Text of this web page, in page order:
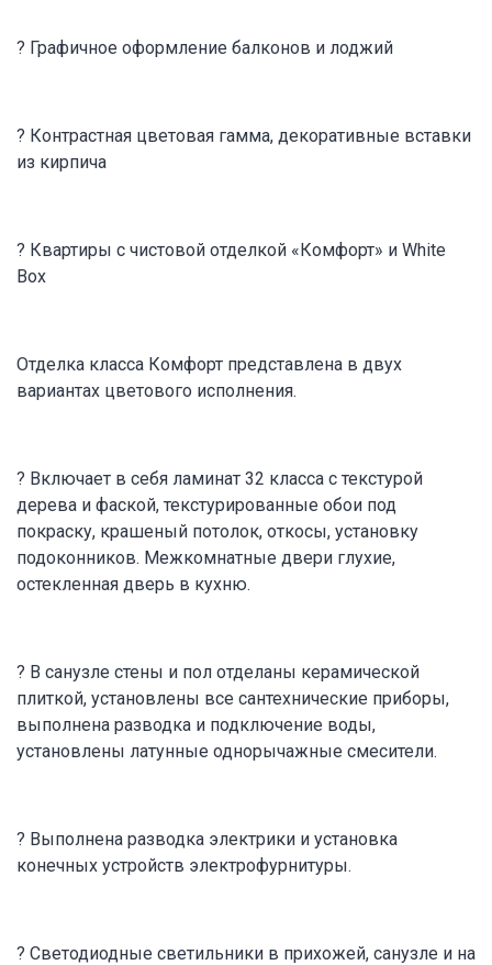
? Графичное оформление балконов и лоджий
? Контрастная цветовая гамма, декоративные вставки
из кирпича
? Квартиры с чистовой отделкой «Комфорт» и White
Box
Отделка класса Комфорт представлена в двух
вариантах цветового исполнения.
? Включает в себя ламинат 32 класса с текстурой
дерева и фаской, текстурированные обои под
покраску, крашеный потолок, откосы, установку
подоконников. Межкомнатные двери глухие,
остекленная дверь в кухню.
? В санузле стены и пол отделаны керамической
плиткой, установлены все сантехнические приборы,
выполнена разводка и подключение воды,
установлены латунные однорычажные смесители.
? Выполнена разводка электрики и установка
конечных устройств электрофурнитуры.
? Светодиодные светильники в прихожей, санузле и на